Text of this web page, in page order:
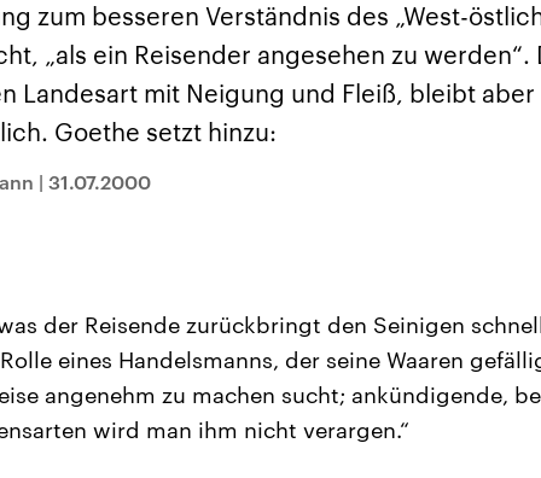
Staaten zu
der Erde, mit
Weltgeschehen.
Hamas im Oktober 2023
Region wieder die
Gewalt entfacht. Israel
möchte die Hamas
zerstören. Diese wird wie
die Hisbollah im Libanon
Republik Iran – ist
Religionsführer
Osten. Eine
zum besseren Verständnis des „West-
„als ein Reisender angesehen zu
Landesart mit Neigung und Fleiß, bleibt aber
Goethe setzt hinzu:
| 31.07.2000
der Reisende zurückbringt den Seinigen
eines Handelsmanns, der seine Waaren
angenehm zu machen sucht; ankündigende,
wird man ihm nicht verargen.“